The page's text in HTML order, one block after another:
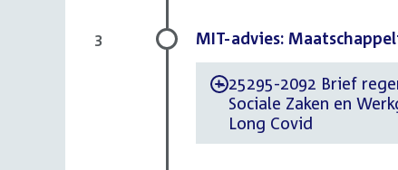
MIT-advies:
-25295-2092 Brief
Sociale Zaken en
Long Covid
3